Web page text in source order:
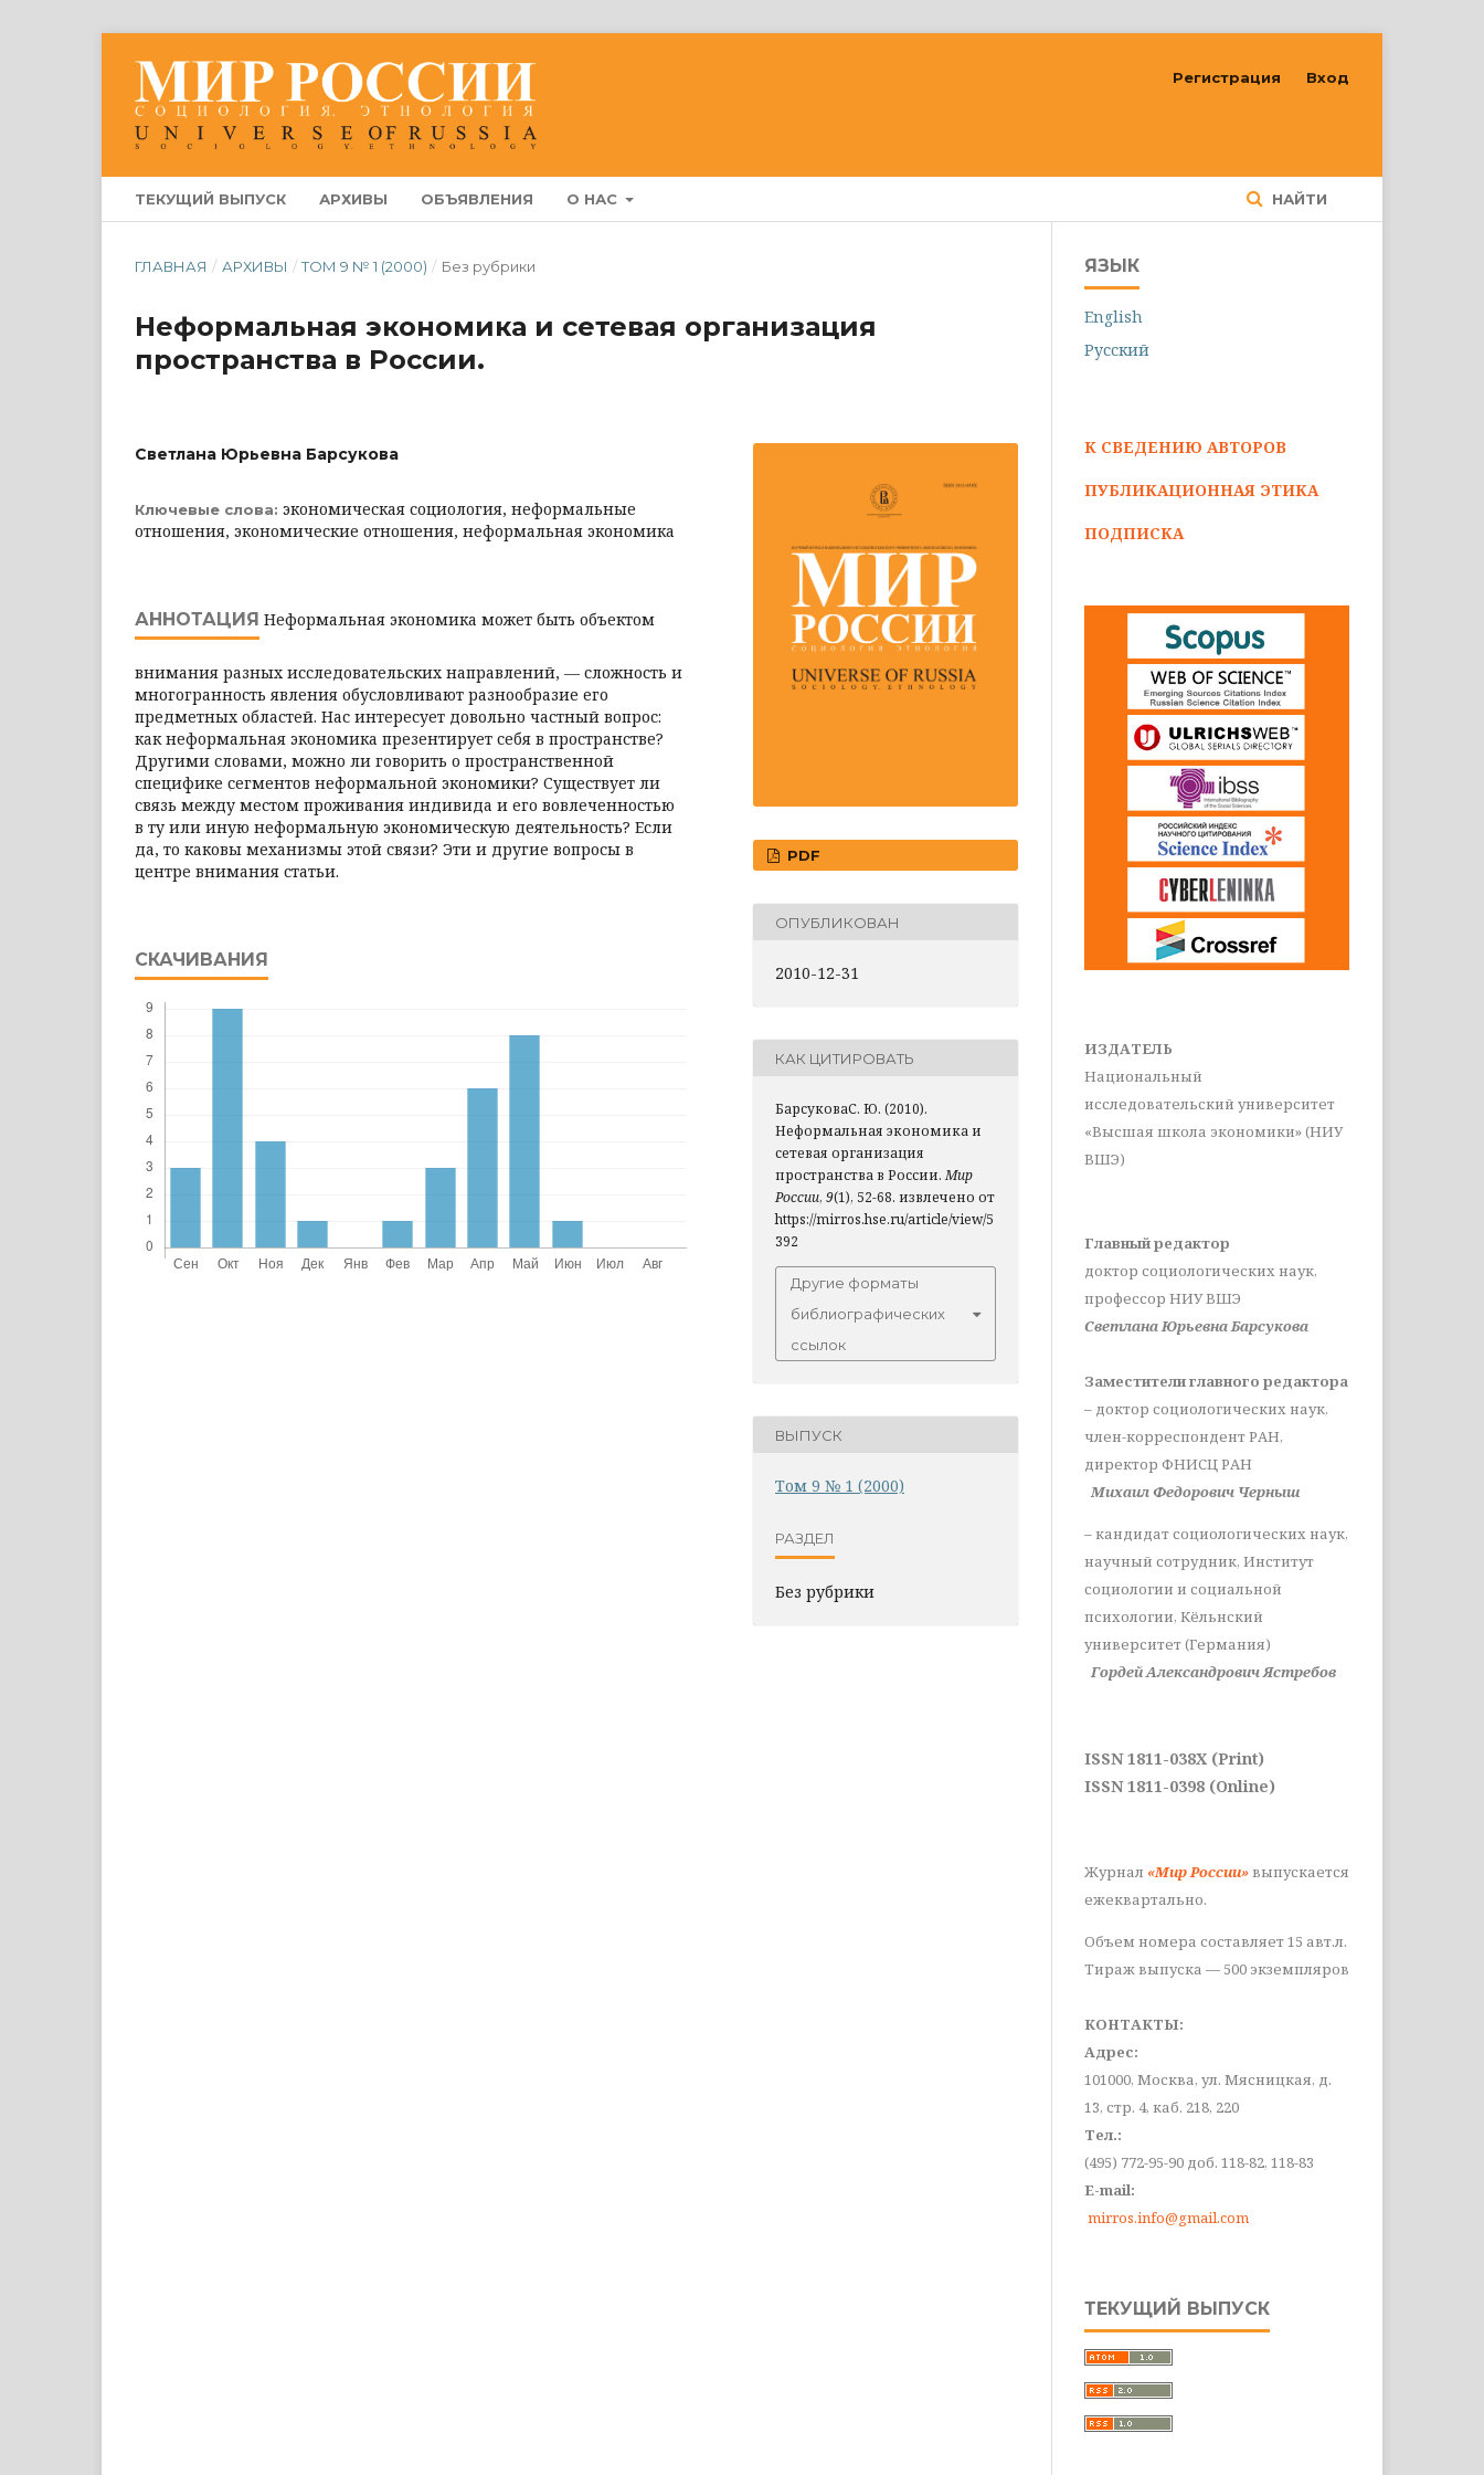
ТЕКУЩИЙ ВЫПУСК АРХИВЫ ОБЪЯВЛЕНИЯ О НАС НАЙТИ
Регистрация Вход
ГЛАВНАЯ / АРХИВЫ / ТОМ 9 № 1 (2000) / Без рубрики
Неформальная экономика и сетевая организация
пространства в России.
Светлана Юрьевна Барсукова
Ключевые слова: экономическая социология, неформальные
отношения, экономические отношения, неформальная экономика
АННОТАЦИЯ Неформальная экономика может быть объектом
внимания разных исследовательских направлений, — сложность и
многогранность явления обусловливают разнообразие его
предметных областей. Нас интересует довольно частный вопрос:
как неформальная экономика презентирует себя в пространстве?
Другими словами, можно ли говорить о пространственной
специфике сегментов неформальной экономики? Существует ли
связь между местом проживания индивида и его вовлеченностью
в ту или иную неформальную экономическую деятельность? Если
да, то каковы механизмы этой связи? Эти и другие вопросы в
центре внимания статьи.
СКАЧИВАНИЯ
PDF
ОПУБЛИКОВАН
2010-12-31
КАК ЦИТИРОВАТЬ
БарсуковаС. Ю. (2010).
Неформальная экономика и
сетевая организация
пространства в России. Мир
России, 9(1), 52-68. извлечено от
https://mirros.hse.ru/article/view/5
392
Другие форматы
библиографических
ссылок
ВЫПУСК
Том 9 № 1 (2000)
РАЗДЕЛ
Без рубрики
ЯЗЫК
English
Русский
К СВЕДЕНИЮ АВТОРОВ
ПУБЛИКАЦИОННАЯ ЭТИКА
ПОДПИСКА
ИЗДАТЕЛЬ
Национальный
исследовательский университет
«Высшая школа экономики» (НИУ
ВШЭ)
Главный редактор
доктор социологических наук,
профессор НИУ ВШЭ
Светлана Юрьевна Барсукова
Заместители главного редактора
– доктор социологических наук,
член-корреспондент РАН,
директор ФНИСЦ РАН
Михаил Федорович Черныш
– кандидат социологических наук,
научный сотрудник, Институт
социологии и социальной
психологии, Кёльнский
университет (Германия)
Гордей Александрович Ястребов
ISSN 1811-038X (Print)
ISSN 1811-0398 (Online)
Журнал «Мир России»выпускается
ежеквартально.
Объем номера составляет 15 авт.л.
Тираж выпуска — 500 экземпляров
КОНТАКТЫ:
Адрес:
101000, Москва, ул. Мясницкая, д.
13, стр. 4, каб. 218, 220
Тел.:
(495) 772-95-90 доб. 118-82, 118-83
E-mail:
mirros.info@gmail.com
ТЕКУЩИЙ ВЫПУСК